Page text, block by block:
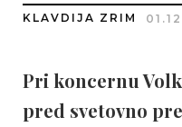
KLAVDIJA ZRIM
Pri koncernu
pred svetovno